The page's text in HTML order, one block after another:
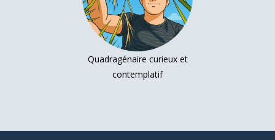
Quadragénaire curieux et
contemplatif